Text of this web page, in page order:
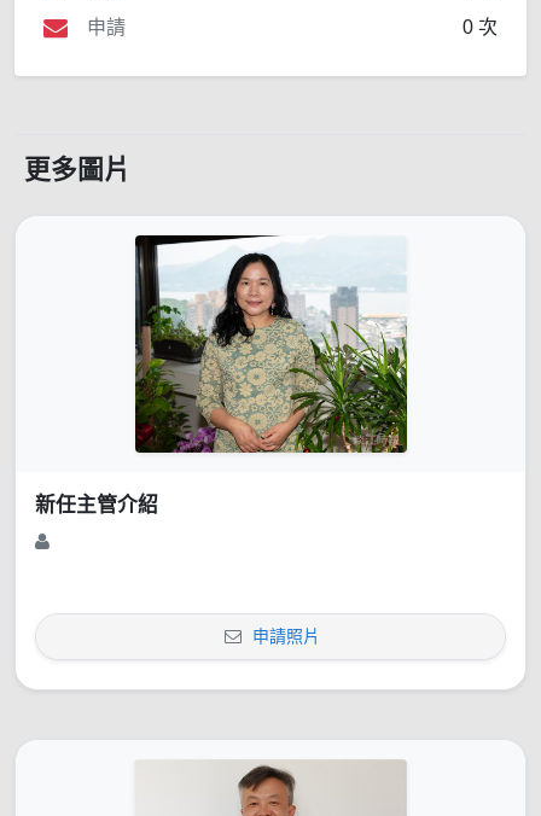
申請
0 次
更多圖片
新任主管介紹
申請照片